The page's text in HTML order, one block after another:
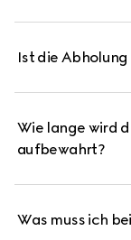
Ist die
Wie lange wird
aufbewahrt?
Was muss ich